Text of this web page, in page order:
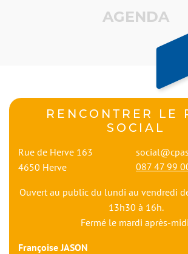
AGENDA
RENCONTRER LE
SOCIAL
Rue de Herve 163
4650 Herve
087 47 99
Ouvert au public du lundi au vendredi
13h30 à 16h.
Fermé le mardi après-
Françoise JASON